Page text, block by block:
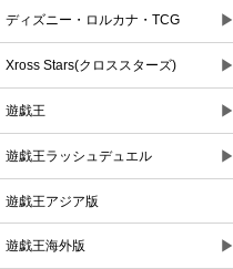
ディズニー・ロルカナ・TCG ▶
Xross Stars(クロススターズ) ▶
遊戯王 ▶
遊戯王ラッシュデュエル ▶
遊戯王アジア版
遊戯王海外版 ▶